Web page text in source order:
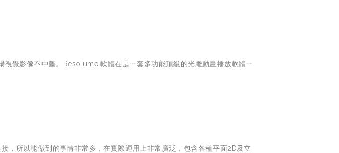
覺影像不中斷。Resolume 軟體在是ㄧ套多功能頂級的光雕動畫播放軟體ㄧ
所以能做到的事情非常多，在實際運用上非常廣泛，包含各種平面2D及立